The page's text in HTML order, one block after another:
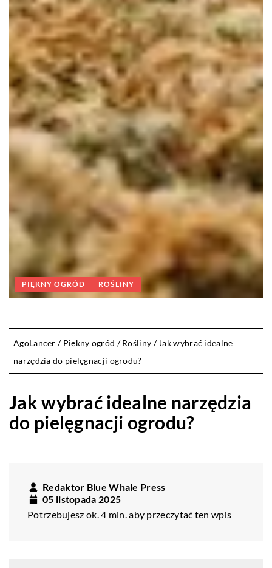
PIĘKNY OGRÓD ROŚLINY
AgoLancer / Piękny ogród /Rośliny / Jak wybrać idealne
narzędzia do pielęgnacji ogrodu?
Jak wybrać idealne narzędzia
do pielęgnacji ogrodu?
Redaktor Blue Whale Press
05 listopada 2025
Potrzebujesz ok. 4 min. aby przeczytać ten wpis